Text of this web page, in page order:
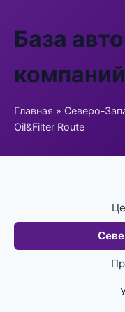
База
компаний
Главная » Северо-
Oil&Filter Route